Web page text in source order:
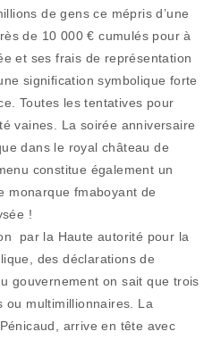
de gens ce mépris d’une
de 10 000 € cumulés pour à
et ses frais de représentation
signification symbolique forte
Toutes les tentatives pour
vaines. La soirée anniversaire
dans le royal château de
constitue également un
monarque fmaboyant de
!
par la Haute autorité pour la
des déclarations de
gouvernement on sait que trois
ou multimillionnaires. La
arrive en tête avec